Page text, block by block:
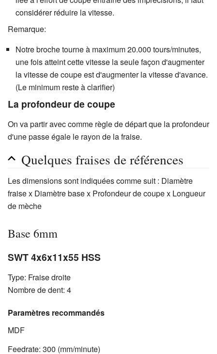
considérer réduire la vitesse.
Remarque:
Notre broche tourne à maximum 20.000 tours/minutes,
une fois atteint cette vitesse la seule façon d'augmenter
la vitesse de coupe est d'augmenter la vitesse d'avance.
(Le minimum reste à clarifier)
La profondeur de coupe
On va partir avec comme règle de départ que la profondeur
d'une passe égale le rayon de la fraise.
Quelques fraises de références
Les dimensions sont indiquées comme suit : Diamètre
fraise x Diamètre base x Profondeur de coupe x Longueur
de mèche
Base 6mm
SWT 4x6x11x55 HSS
Type: Fraise droite
Nombre de dent: 4
Paramètres recommandés
MDF
Feedrate: 300 (mm/minute)